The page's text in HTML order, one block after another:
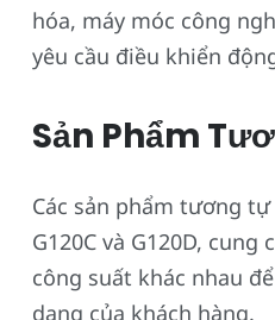
hóa, máy móc công
yêu cầu điều khiển
Sản Phẩm
Các sản phẩm tương tự
G120C và G120D, cung
công suất khác nhau
dạng của khách hàng.